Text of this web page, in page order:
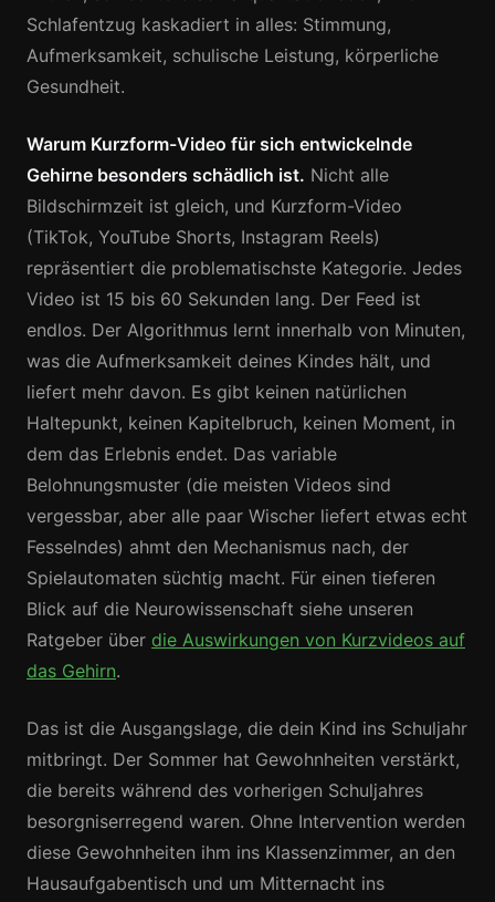
Schlafentzug kaskadiert in alles: Stimmung,
Aufmerksamkeit, schulische Leistung, körperliche
Gesundheit.
Warum Kurzform-Video für sich entwickelnde
Gehirne besonders schädlich ist. Nicht alle
Bildschirmzeit ist gleich, und Kurzform-Video
(TikTok, YouTube Shorts, Instagram Reels)
repräsentiert die problematischste Kategorie. Jedes
Video ist 15 bis 60 Sekunden lang. Der Feed ist
endlos. Der Algorithmus lernt innerhalb von Minuten,
was die Aufmerksamkeit deines Kindes hält, und
liefert mehr davon. Es gibt keinen natürlichen
Haltepunkt, keinen Kapitelbruch, keinen Moment, in
dem das Erlebnis endet. Das variable
Belohnungsmuster (die meisten Videos sind
vergessbar, aber alle paar Wischer liefert etwas echt
Fesselndes) ahmt den Mechanismus nach, der
Spielautomaten süchtig macht. Für einen tieferen
Blick auf die Neurowissenschaft siehe unseren
Ratgeber über die Auswirkungen von Kurzvideos auf
das Gehirn.
Das ist die Ausgangslage, die dein Kind ins Schuljahr
mitbringt. Der Sommer hat Gewohnheiten verstärkt,
die bereits während des vorherigen Schuljahres
besorgniserregend waren. Ohne Intervention werden
diese Gewohnheiten ihm ins Klassenzimmer, an den
Hausaufgabentisch und um Mitternacht ins